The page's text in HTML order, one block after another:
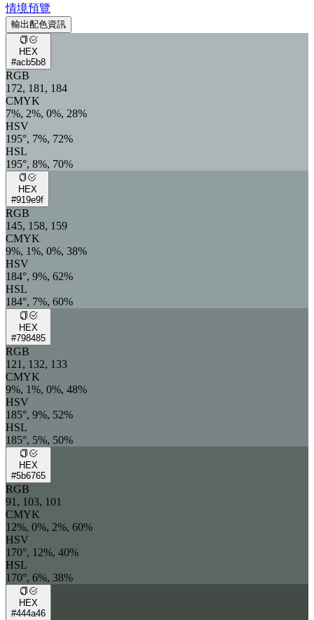
情境預覽
輸出配色資訊
HEX
#acb5b8
RGB
172, 181, 184
CMYK
7%, 2%, 0%, 28%
HSV
195°, 7%, 72%
HSL
195°, 8%, 70%
HEX
#919e9f
RGB
145, 158, 159
CMYK
9%, 1%, 0%, 38%
HSV
184°, 9%, 62%
HSL
184°, 7%, 60%
HEX
#798485
RGB
121, 132, 133
CMYK
9%, 1%, 0%, 48%
HSV
185°, 9%, 52%
HSL
185°, 5%, 50%
HEX
#5b6765
RGB
91, 103, 101
CMYK
12%, 0%, 2%, 60%
HSV
170°, 12%, 40%
HSL
170°, 6%, 38%
HEX
#444a46